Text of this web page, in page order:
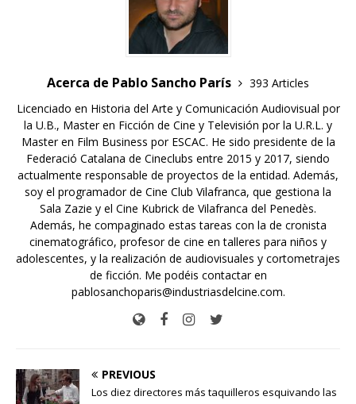
Acerca de Pablo Sancho París
393 Articles
Licenciado en Historia del Arte y Comunicación Audiovisual por
la U.B., Master en Ficción de Cine y Televisión por la U.R.L. y
Master en Film Business por ESCAC. He sido presidente de la
Federació Catalana de Cineclubs entre 2015 y 2017, siendo
actualmente responsable de proyectos de la entidad. Además,
soy el programador de Cine Club Vilafranca, que gestiona la
Sala Zazie y el Cine Kubrick de Vilafranca del Penedès.
Además, he compaginado estas tareas con la de cronista
cinematográfico, profesor de cine en talleres para niños y
adolescentes, y la realización de audiovisuales y cortometrajes
de ficción. Me podéis contactar en
pablosanchoparis@industriasdelcine.com.
PREVIOUS
Los diez directores más taquilleros esquivando las